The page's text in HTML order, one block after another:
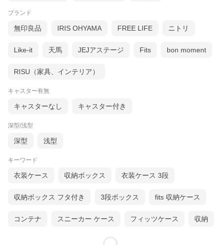
ブランド
無印良品 IRIS OHYAMA FREE LIFE ニトリ
Like-it 天馬 JEJアステージ Fits bon moment
RISU（家具、インテリア）
キャスター有無
キャスターなし キャスター付き
深型/浅型
深型 浅型
キーワード
衣装ケース 収納ボックス 衣装ケース 3段
収納ボックス フタ付き 3段ボックス fits 収納ケース
コンテナ スニーカー ケース フィッツケース 収納